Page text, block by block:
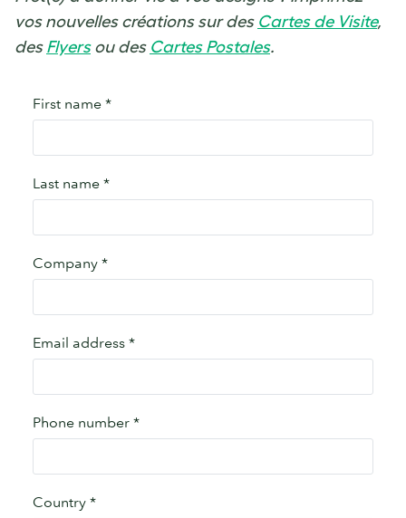
vos nouvelles créations sur des Cartes de Visite,
desFlyersou des Cartes Postales.